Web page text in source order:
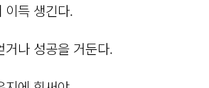
이득 생긴다.
나 성공을 거둔다.